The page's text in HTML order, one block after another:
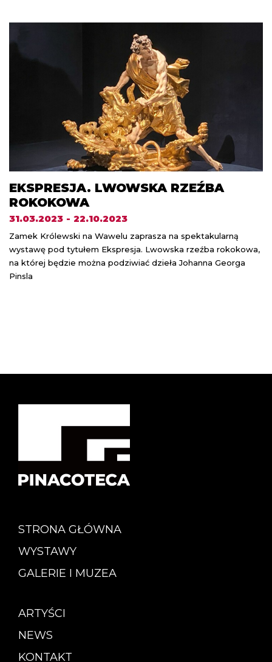
EKSPRESJA. LWOWSKA RZEŹBA
ROKOKOWA
31.03.2023 - 22.10.2023
Zamek Królewski na Wawelu zaprasza na spektakularną
wystawę pod tytułem Ekspresja. Lwowska rzeźba rokokowa,
na której będzie można podziwiać dzieła Johanna Georga
Pinsla
STRONA GŁÓWNA
WYSTAWY
GALERIE I MUZEA
ARTYŚCI
NEWS
KONTAKT